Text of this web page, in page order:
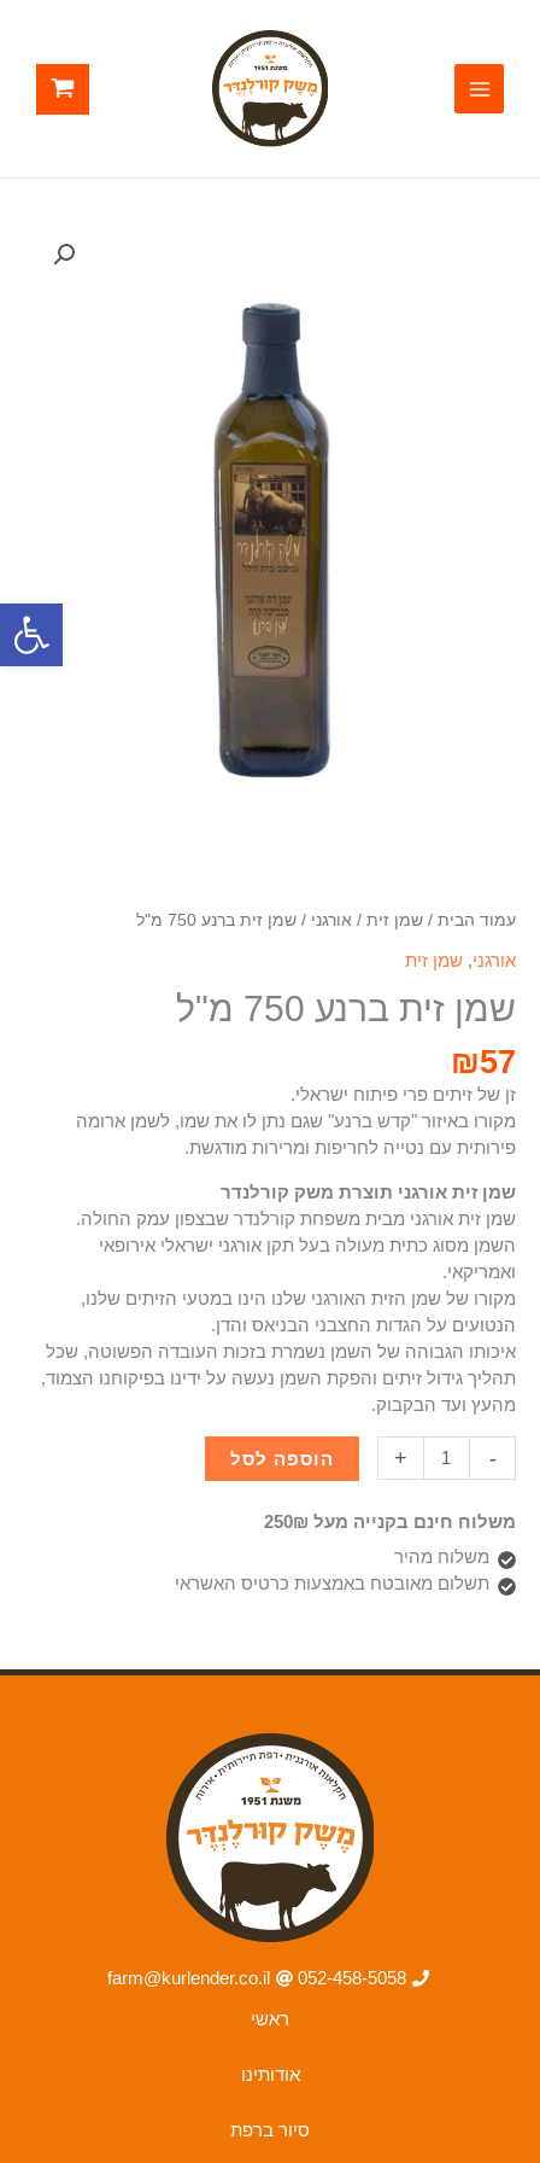
פתח
עמוד הבית / שמן זית / אורגני / שמן זית ברנע 750 מ"ל
אורגני, שמן זית
שמן זית ברנע 750 מ"ל
₪57
זן של זיתים פרי פיתוח ישראלי.
מקורו באיזור "קדש ברנע" שגם נתן לו את שמו, לשמן ארומה
פירותית עם נטייה לחריפות ומרירות מודגשת.
שמן זית אורגני תוצרת משק קורלנדר
שמן זית אורגני מבית משפחת קורלנדר שבצפון עמק החולה.
השמן מסוג כתית מעולה בעל תקן אורגני ישראלי אירופאי
ואמריקאי.
מקורו של שמן הזית האורגני שלנו הינו במטעי הזיתים שלנו,
הנטועים על הגדות החצבני הבניאס והדן.
איכותו הגבוהה של השמן נשמרת בזכות העובדה הפשוטה, שכל
תהליך גידול זיתים והפקת השמן נעשה על ידינו בפיקוחנו הצמוד,
מהעץ ועד הבקבוק.
-
+ הוספה לסל
משלוח חינם בקנייה מעל 250₪
משלוח מהיר
תשלום מאובטח באמצעות כרטיס האשראי
052-458-5058
farm@kurlender.co.il
ראשי
אודותינו
סיור ברפת